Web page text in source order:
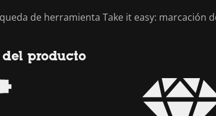
de herramienta Take it easy: marcación
producto